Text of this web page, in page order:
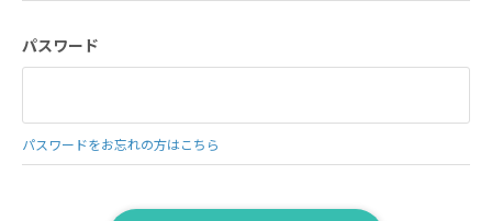
パスワード
パスワードをお忘れの方はこちら